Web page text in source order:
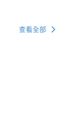
查看全部